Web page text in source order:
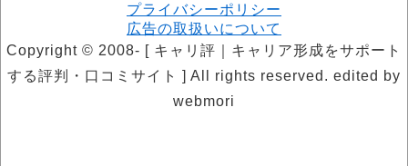
プライバシーポリシー
広告の取扱いについて
Copyright © 2008- [ キャリ評｜キャリア形成をサポート
する評判・口コミサイト ] All rights reserved. edited by
webmori